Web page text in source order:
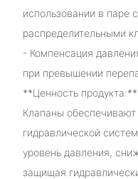
использовании в паре
распределительными
- Компенсация
при превышении
**Ценность продукта:**
Клапаны
гидравлической
уровень давления,
защищая